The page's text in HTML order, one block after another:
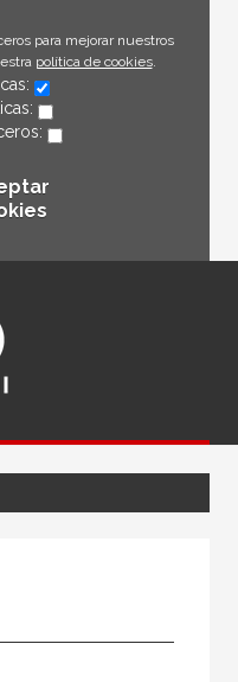
para mejorar nuestros
política de cookies.